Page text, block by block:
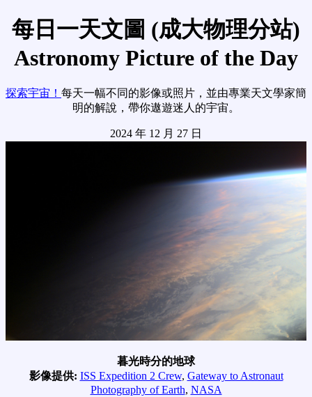
每日一天文圖 (成大物理分站)
Astronomy Picture of the Day
探索宇宙！ 每天一幅不同的影像或照片，並由專業天文學家簡
明的解說，帶你遨遊迷人的宇宙。
2024 年 12 月 27 日
暮光時分的地球
影像提供: ISS Expedition 2 Crew, Gateway to Astronaut
Photography of Earth, NASA